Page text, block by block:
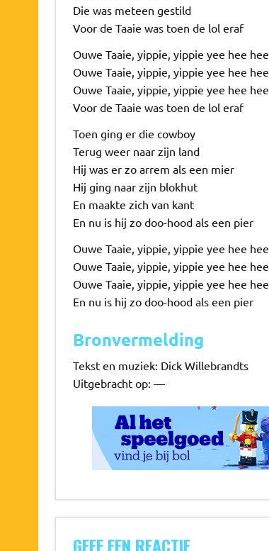
Die was meteen gestild
Voor de Taaie was toen de lol eraf
Ouwe Taaie, yippie, yippie yee hee hee
Ouwe Taaie, yippie, yippie yee hee hee
Ouwe Taaie, yippie, yippie yee hee hee
Voor de Taaie was toen de lol eraf
Toen ging er die cowboy
Terug weer naar zijn land
Hij was er zo arrem als een mier
Hij ging naar zijn blokhut
En maakte zich van kant
En nu is hij zo doo-hood als een pier
Ouwe Taaie, yippie, yippie yee hee hee
Ouwe Taaie, yippie, yippie yee hee hee
Ouwe Taaie, yippie, yippie yee hee hee
En nu is hij zo doo-hood als een pier
Bronvermelding
Tekst en muziek: Dick Willebrandts
Uitgebracht op: —
GEEF EEN REACTIE